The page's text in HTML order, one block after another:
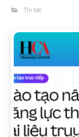
Tin tức